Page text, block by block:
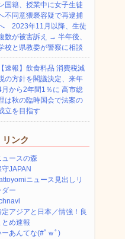
...
国籍、授業中に女子生徒
不同意猥褻容疑で再逮捕
2023年11月以降、生徒
数が被害訴え → 半年後、
校と県教委が警察に相談
【速報】飲食料品 消費税減
の方針を閣議決定、来年
月から2年間1％に 高市総
は秋の臨時国会で法案の
立を目指す
リンク
ュースの森
守JAPAN
ニュース見出しリ
ダー
定アジアと日本／情強！良
とめ速報
ーあんてな(#ﾟｗﾟ)